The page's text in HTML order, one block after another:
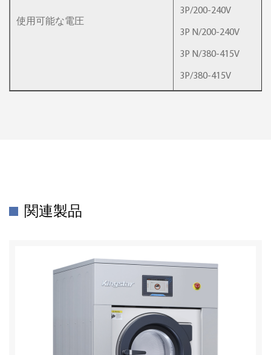
使用可能な電圧
3P/200-240V
3P N/200-240V
3P N/380-415V
3P/380-415V
関連製品